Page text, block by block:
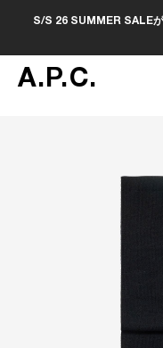
S/S 26 SUMMER SALE
A.P.C.